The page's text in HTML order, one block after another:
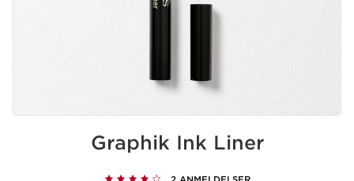
Graphik Ink Liner